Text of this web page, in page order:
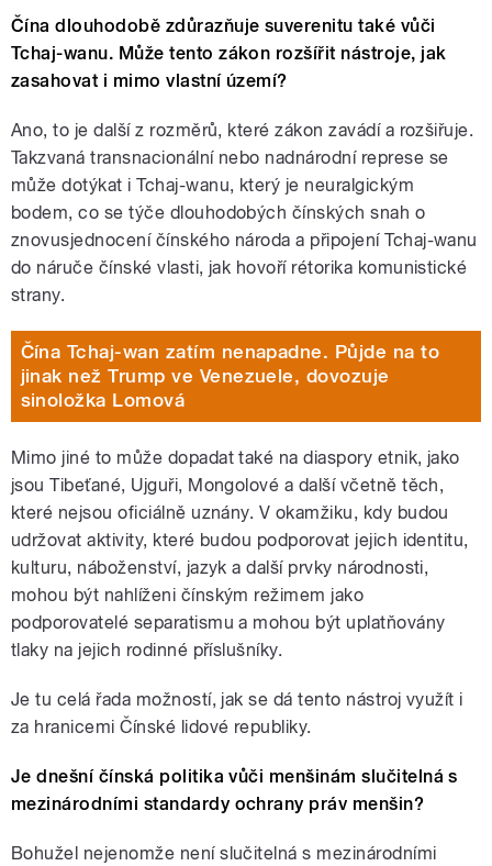
Čína dlouhodobě zdůrazňuje suverenitu také vůči
Tchaj-wanu. Může tento zákon rozšířit nástroje, jak
zasahovat i mimo vlastní území?
Ano, to je další z rozměrů, které zákon zavádí a rozšiřuje.
Takzvaná transnacionální nebo nadnárodní represe se
může dotýkat i Tchaj-wanu, který je neuralgickým
bodem, co se týče dlouhodobých čínských snah o
znovusjednocení čínského národa a připojení Tchaj-wanu
do náruče čínské vlasti, jak hovoří rétorika komunistické
strany.
Čína Tchaj-wan zatím nenapadne. Půjde na to
jinak než Trump ve Venezuele, dovozuje
sinoložka Lomová
Mimo jiné to může dopadat také na diaspory etnik, jako
jsou Tibeťané, Ujguři, Mongolové a další včetně těch,
které nejsou oficiálně uznány. V okamžiku, kdy budou
udržovat aktivity, které budou podporovat jejich identitu,
kulturu, náboženství, jazyk a další prvky národnosti,
mohou být nahlíženi čínským režimem jako
podporovatelé separatismu a mohou být uplatňovány
tlaky na jejich rodinné příslušníky.
Je tu celá řada možností, jak se dá tento nástroj využít i
za hranicemi Čínské lidové republiky.
Je dnešní čínská politika vůči menšinám slučitelná s
mezinárodními standardy ochrany práv menšin?
Bohužel nejenomže není slučitelná s mezinárodními